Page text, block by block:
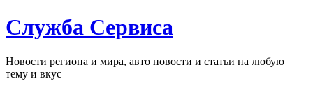
Служба Сервиса
Новости региона и мира, авто новости и статьи на любую
тему и вкус